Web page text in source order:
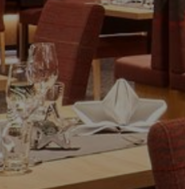
ZIMMER UND PREISE
WELLNESS UND SPA
FAMILIENURLAUB